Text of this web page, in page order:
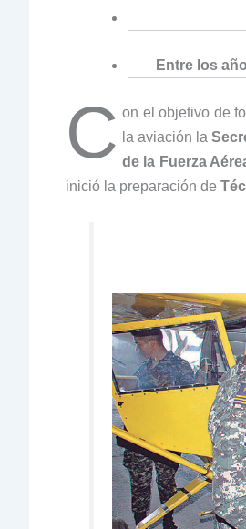
Entre los
C on el objetivo de
la aviación la
de la Fuerza
inició la preparación de